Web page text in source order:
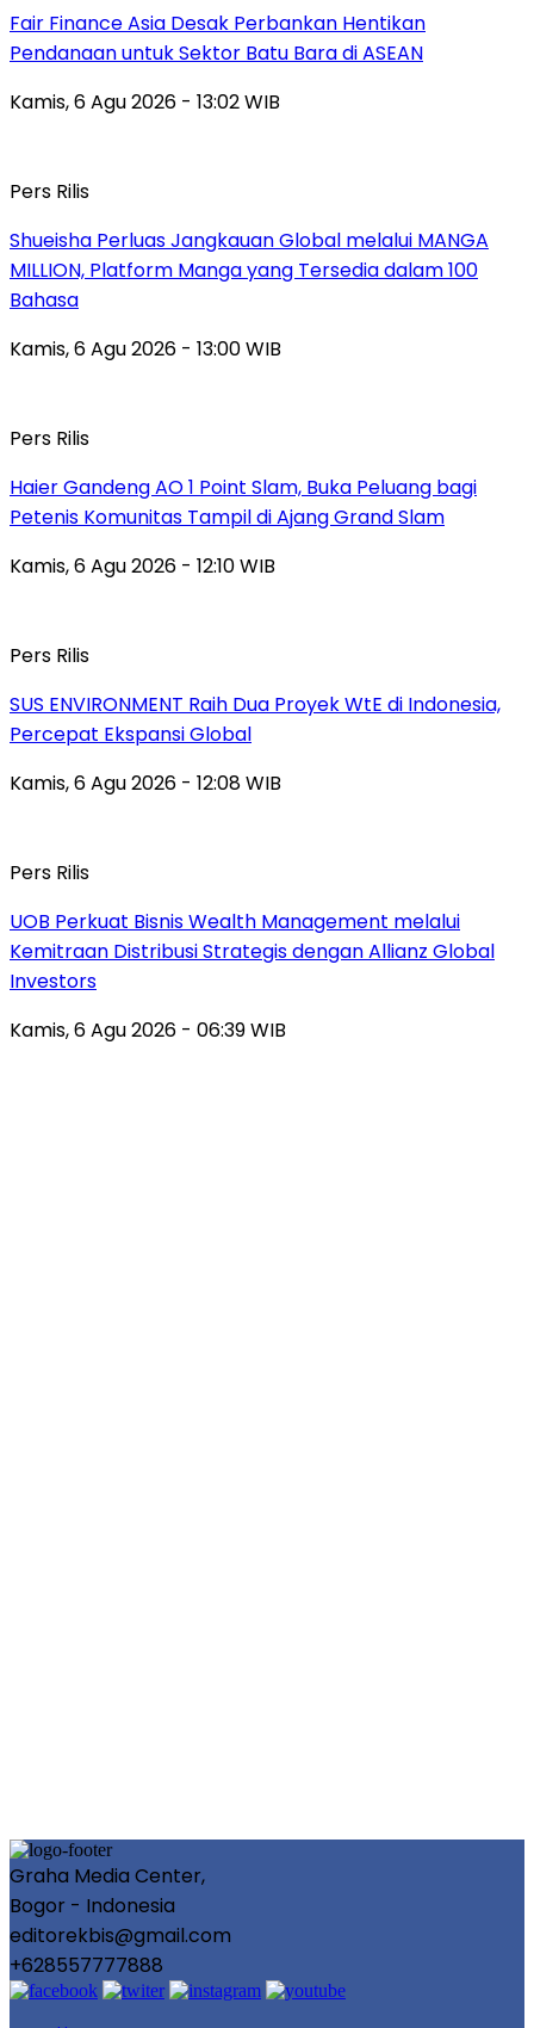
Fair Finance Asia Desak Perbankan Hentikan
Pendanaan untuk Sektor Batu Bara di ASEAN
Kamis, 6 Agu 2026 - 13:02 WIB
Pers Rilis
Shueisha Perluas Jangkauan Global melalui MANGA
MILLION, Platform Manga yang Tersedia dalam 100
Bahasa
Kamis, 6 Agu 2026 - 13:00 WIB
Pers Rilis
Haier Gandeng AO 1 Point Slam, Buka Peluang bagi
Petenis Komunitas Tampil di Ajang Grand Slam
Kamis, 6 Agu 2026 - 12:10 WIB
Pers Rilis
SUS ENVIRONMENT Raih Dua Proyek WtE di Indonesia,
Percepat Ekspansi Global
Kamis, 6 Agu 2026 - 12:08 WIB
Pers Rilis
UOB Perkuat Bisnis Wealth Management melalui
Kemitraan Distribusi Strategis dengan Allianz Global
Investors
Kamis, 6 Agu 2026 - 06:39 WIB
Graha Media Center,
Bogor - Indonesia
editorekbis@gmail.com
+628557777888